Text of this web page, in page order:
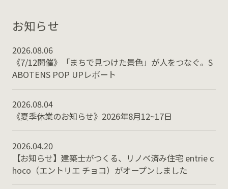
お知らせ
2026.08.06
《7/12開催》「まちで見つけた景色」が人をつなぐ。S
ABOTENS POP UPレポート
2026.08.04
《夏季休業のお知らせ》2026年8月12~17日
2026.04.20
【お知らせ】建築士がつくる、リノベ済み住宅 entrie c
hoco（エントリエ チョコ）がオープンしました